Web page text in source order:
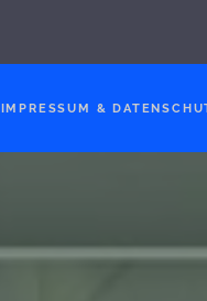
IMPRESSUM &